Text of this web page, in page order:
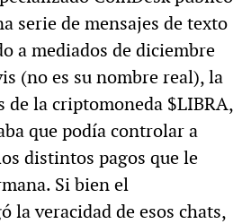
serie de mensajes de texto
a mediados de diciembre
(no es su nombre real), la
de la criptomoneda $LIBRA,
que podía controlar a
distintos pagos que le
Si bien el
la veracidad de esos chats,